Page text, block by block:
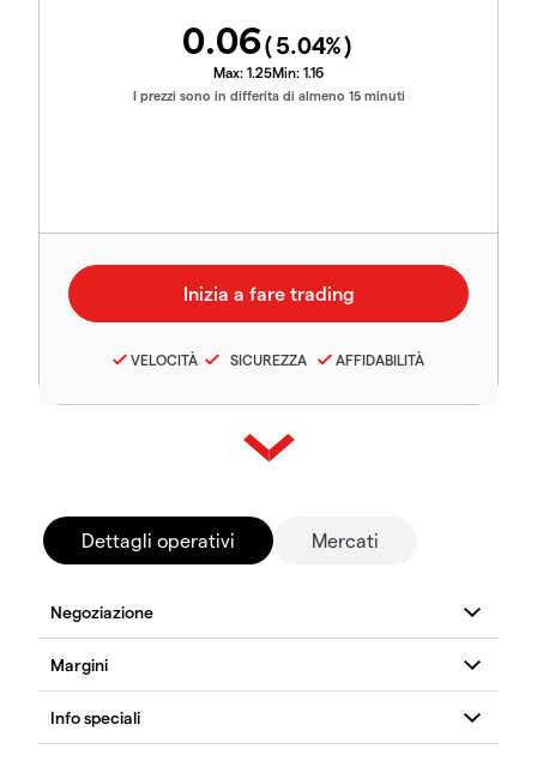
0.06(5.04%)
Max: 1.25Min: 1.16
I prezzi sono in differita di almeno 15 minuti
VELOCITÀ SICUREZZA AFFIDABILITÀ
Dettagli operativi Mercati